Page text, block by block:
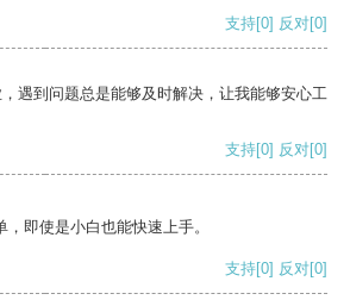
支持[0] 反对[0]
遇到问题总是能够及时解决，让我能够安心工
支持[0] 反对[0]
即使是小白也能快速上手。
支持[0] 反对[0]